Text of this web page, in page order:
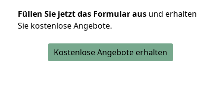
Füllen Sie jetzt das Formular aus und erhalten
Sie kostenlose Angebote.
Kostenlose Angebote erhalten